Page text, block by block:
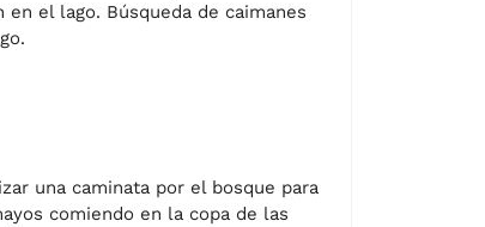
el lago. Búsqueda de caimanes
una caminata por el bosque para
comiendo en la copa de las